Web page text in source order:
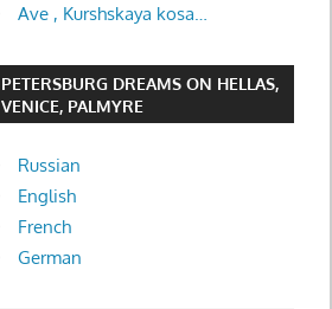
Ave , Kurshskaya kosa…
PETERSBURG DREAMS ON HELLAS,
VENICE, PALMYRE
Russian
English
French
German